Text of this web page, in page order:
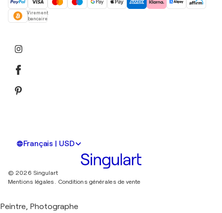
Virement
bancaire
Français | USD
© 2026 Singulart
Mentions légales.
Conditions générales de vente
Peintre, Photographe